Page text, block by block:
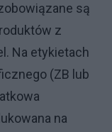
są
z
Na etykietach
(ZB lub
na